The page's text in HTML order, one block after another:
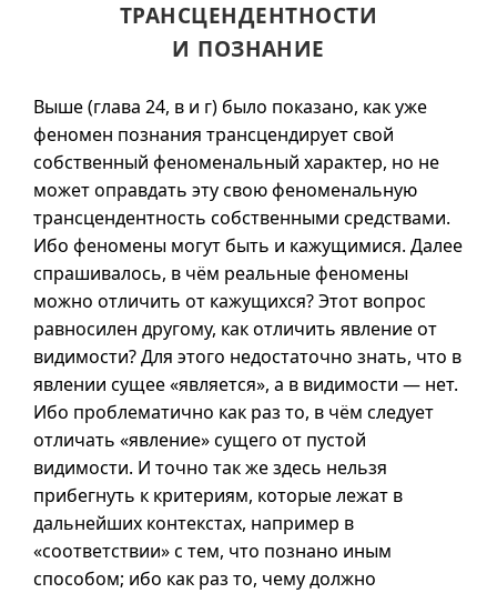
ТРАНСЦЕНДЕНТНОСТИ
И ПОЗНАНИЕ
Выше (глава 24, в и г) было показано, как уже
феномен познания трансцендирует свой
собственный феноменальный характер, но не
может оправдать эту свою феноменальную
трансцендентность собственными средствами.
Ибо феномены могут быть и кажущимися. Далее
спрашивалось, в чём реальные феномены
можно отличить от кажущихся? Этот вопрос
равносилен другому, как отличить явление от
видимости? Для этого недостаточно знать, что в
явлении сущее «является», а в видимости — нет.
Ибо проблематично как раз то, в чём следует
отличать «явление» сущего от пустой
видимости. И точно так же здесь нельзя
прибегнуть к критериям, которые лежат в
дальнейших контекстах, например в
«соответствии» с тем, что познано иным
способом; ибо как раз то, чему должно